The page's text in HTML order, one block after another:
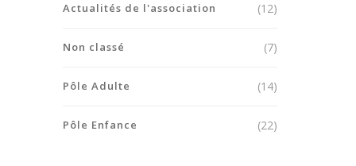
Actualités de l'association (12)
Non classé (7)
Pôle Adulte (14)
Pôle Enfance (22)